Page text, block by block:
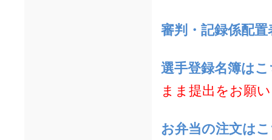
審判・記録係配
選手登録名簿は
まま提出をお願
お弁当の注文は